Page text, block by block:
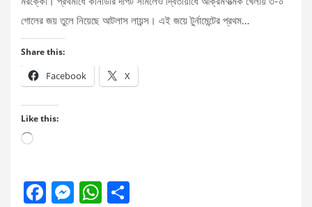
গোলের জয় তুলে নিয়েছে আটলাস লায়ন্স। এই জয়ে টুর্নামেন্টের প্রথম…
Share this:
Facebook X
Like this:
Loading…
F
M W